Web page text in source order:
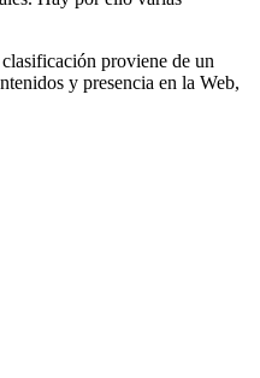
proviene de un
y presencia en la Web,